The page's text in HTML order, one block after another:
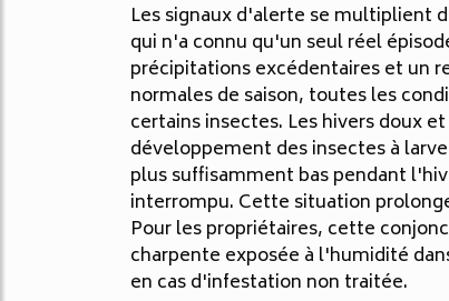
Les signaux d'alerte se multiplient
qui n'a connu qu'un seul réel
précipitations excédentaires et un
normales de saison, toutes les
certains insectes. Les hivers doux
développement des insectes à
plus suffisamment bas pendant
interrompu. Cette situation
Pour les propriétaires, cette
charpente exposée à l'humidité
en cas d'infestation non traitée.